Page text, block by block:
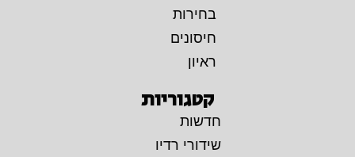
בחירות
חיסונים
ראיון
קטגוריות
חדשות
שידורי רדיו